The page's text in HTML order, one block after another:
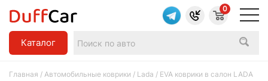
Каталог
0
Главная / Автомобильные коврики / Lada / EVA коврики в салон LADA